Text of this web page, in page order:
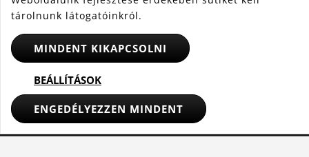
© 2025 WMF - Minden jog fenntartva
tárolnunk látogatóinkról.
MINDENT KIKAPCSOLNI
BEÁLLÍTÁSOK
ENGEDÉLYEZZEN MINDENT